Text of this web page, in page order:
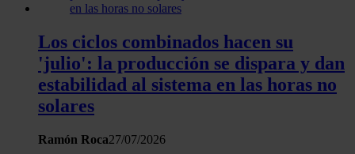
haya proporcionado o que hayan recopilado a partir del uso
Los ciclos combinados hacen su
'julio': la producción se dispara y dan
estabilidad al sistema en las horas no
solares
Ramón Roca27/07/2026